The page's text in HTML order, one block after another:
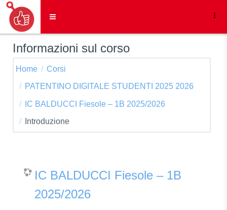
Pannello laterale
Vai al contenuto principale
Informazioni sul corso
Home Corsi
PATENTINO DIGITALE STUDENTI 2025 2026
IC BALDUCCI Fiesole – 1B 2025/2026
Introduzione
IC BALDUCCI Fiesole – 1B
2025/2026